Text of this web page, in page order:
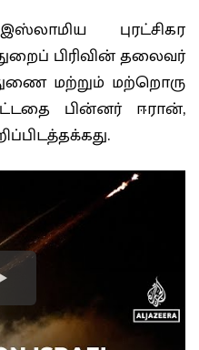
புரட்சிகர
பிரிவின் தலைவர்
மற்றும் மற்றொரு
பின்னர் ஈரான்,